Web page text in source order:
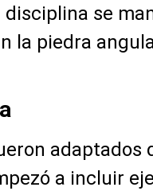
se
la piedra
adaptados
a incluir